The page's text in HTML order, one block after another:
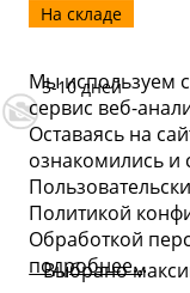
Выбрано
На складе
5-10 дней
Мы используем
сервис веб-
Оставаясь на
ознакомились и
Политикой
Обработкой
подробнее...